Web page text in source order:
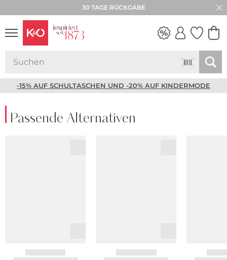
30 TAGE RÜCKGABE
-15% AUF SCHULTASCHEN UND -20% AUF KINDERMODE
Passende Alternativen